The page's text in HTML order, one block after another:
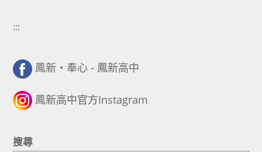
:::
鳳新・奉心 - 鳳新高中
鳳新高中官方Instagram
搜尋